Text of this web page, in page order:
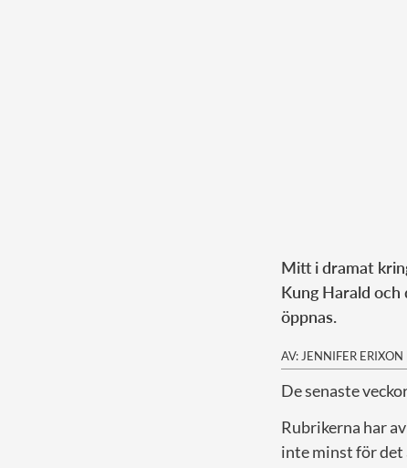
Mitt i dramat
Kung Harald och
öppnas.
AV: JENNIFER ERIXON
De senaste
Rubrikerna har
inte minst för det